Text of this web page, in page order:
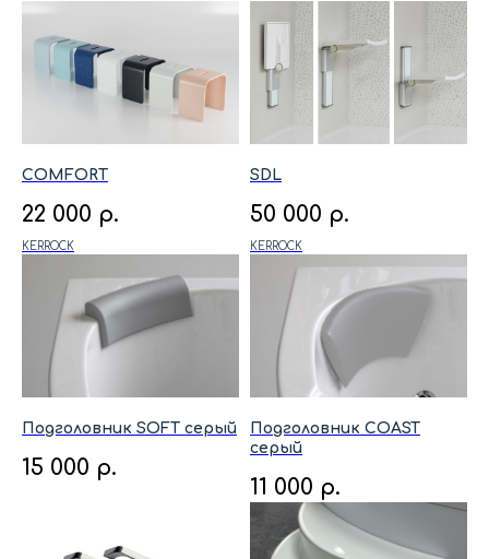
COMFORT
22 000 р.
KERROCK
SDL
50 000 р.
KERROCK
Подголовник SOFT серый
15 000 р.
Подголовник COAST
серый
11 000 р.